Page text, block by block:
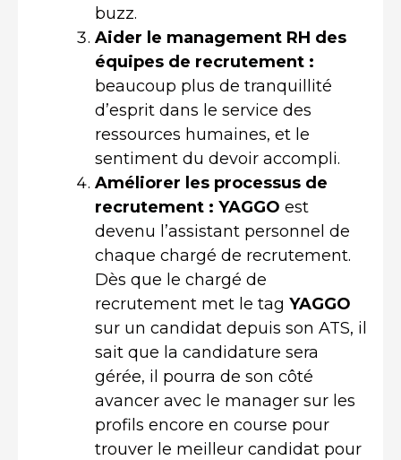
buzz.
Aider le management RH des
équipes de recrutement :
beaucoup plus de tranquillité
d’esprit dans le service des
ressources humaines, et le
sentiment du devoir accompli.
Améliorer les processus de
recrutement : YAGGO est
devenu l’assistant personnel de
chaque chargé de recrutement.
Dès que le chargé de
recrutement met le tag YAGGO
sur un candidat depuis son ATS, il
sait que la candidature sera
gérée, il pourra de son côté
avancer avec le manager sur les
profils encore en course pour
trouver le meilleur candidat pour